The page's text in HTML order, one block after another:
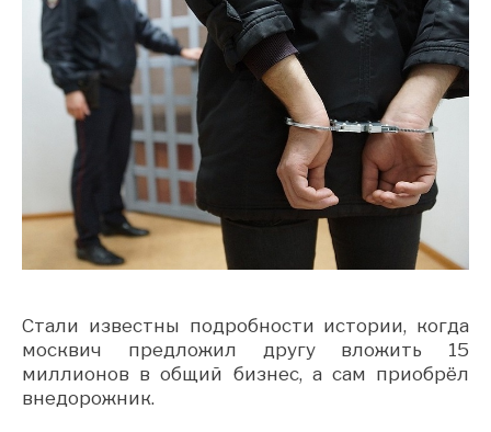
Стали известны подробности истории, когда
москвич предложил другу вложить 15
миллионов в общий бизнес, а сам приобрёл
внедорожник.